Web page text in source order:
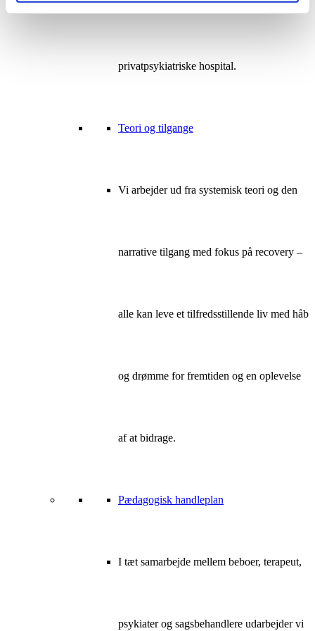
samarbejde med Danmarks største
privatpsykiatriske hospital.
Teori og tilgange
Vi arbejder ud fra systemisk teori og den
narrative tilgang med fokus på recovery –
alle kan leve et tilfredsstillende liv med håb
og drømme for fremtiden og en oplevelse
af at bidrage.
Pædagogisk handleplan
I tæt samarbejde mellem beboer, terapeut,
psykiater og sagsbehandlere udarbejder vi